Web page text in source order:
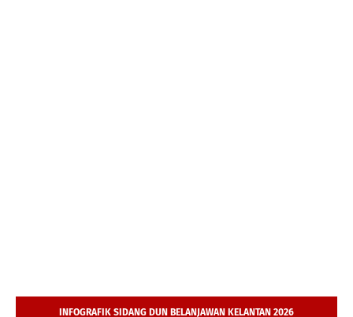
INFOGRAFIK SIDANG DUN BELANJAWAN KELANTAN 2026